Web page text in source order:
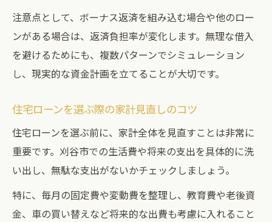
注意点として、ボーナス返済を組み込む場合や他のロー
ンがある場合は、返済負担率が変化します。無理な借入
を避けるためにも、複数パターンでシミュレーション
し、現実的な資金計画を立てることが大切です。
住宅ローンを選ぶ際の家計見直しのコツ
住宅ローンを選ぶ前に、家計全体を見直すことは非常に
重要です。刈谷市での生活費や将来の支出を具体的に洗
い出し、無駄な支出がないかチェックしましょう。
特に、毎月の固定費や変動費を整理し、教育費や老後資
金、車の買い替えなど将来的な出費も考慮に入れること